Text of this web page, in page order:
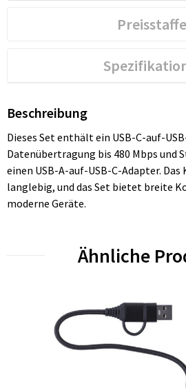
Beschreibung
Dieses Set enthält ein USB-C-auf-
Datenübertragung bis 480 Mbps und
einen USB-A-auf-USB-C-Adapter.
langlebig, und das Set bietet breite
moderne Geräte.
Ähnliche